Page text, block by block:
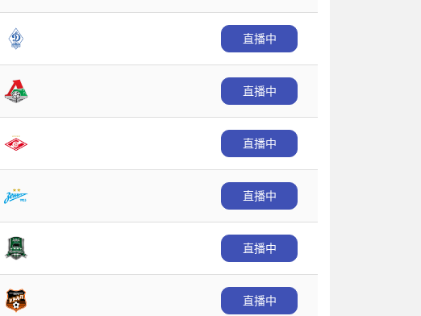
直播中
直播中
直播中
直播中
直播中
直播中